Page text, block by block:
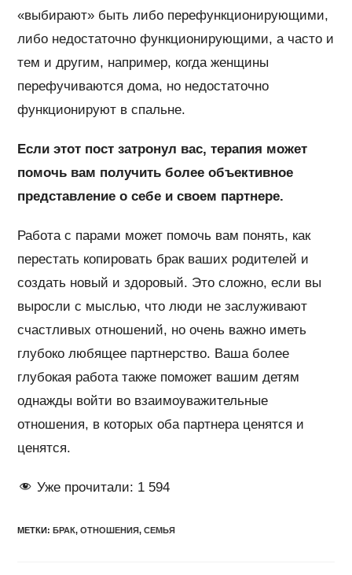
«выбирают» быть либо перефункционирующими,
либо недостаточно функционирующими, а часто и
тем и другим, например, когда женщины
перефучиваются дома, но недостаточно
функционируют в спальне.
Если этот пост затронул вас, терапия может
помочь вам получить более объективное
представление о себе и своем партнере.
Работа с парами может помочь вам понять, как
перестать копировать брак ваших родителей и
создать новый и здоровый. Это сложно, если вы
выросли с мыслью, что люди не заслуживают
счастливых отношений, но очень важно иметь
глубоко любящее партнерство. Ваша более
глубокая работа также поможет вашим детям
однажды войти во взаимоуважительные
отношения, в которых оба партнера ценятся и
ценятся.
Уже прочитали: 1 594
МЕТКИ:БРАК, ОТНОШЕНИЯ, СЕМЬЯ